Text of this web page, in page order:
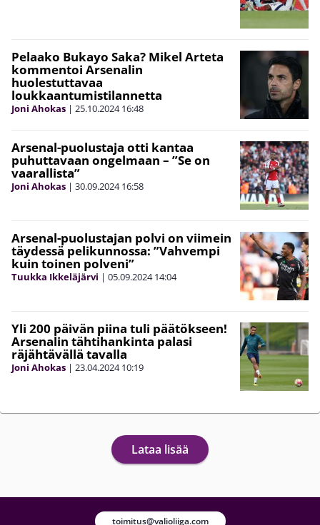
Pelaako Bukayo Saka? Mikel Arteta
kommentoi Arsenalin
huolestuttavaa
loukkaantumistilannetta
Joni Ahokas | 25.10.2024 16:48
Arsenal-puolustaja otti kantaa
puhuttavaan ongelmaan – ”Se on
vaarallista”
Joni Ahokas | 30.09.2024 16:58
Arsenal-puolustajan polvi on viimein
täydessä pelikunnossa: ”Vahvempi
kuin toinen polveni”
Tuukka Ikkeläjärvi | 05.09.2024 14:04
Yli 200 päivän piina tuli päätökseen!
Arsenalin tähtihankinta palasi
räjähtävällä tavalla
Joni Ahokas | 23.04.2024 10:19
Lataa lisää
toimitus@valioliiga.com